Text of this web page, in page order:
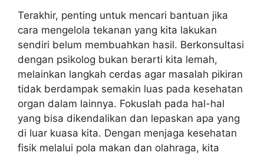
Terakhir, penting untuk mencari bantuan jika
cara mengelola tekanan yang kita lakukan
sendiri belum membuahkan hasil. Berkonsultasi
dengan psikolog bukan berarti kita lemah,
melainkan langkah cerdas agar masalah pikiran
tidak berdampak semakin luas pada kesehatan
organ dalam lainnya. Fokuslah pada hal-hal
yang bisa dikendalikan dan lepaskan apa yang
di luar kuasa kita. Dengan menjaga kesehatan
fisik melalui pola makan dan olahraga, kita